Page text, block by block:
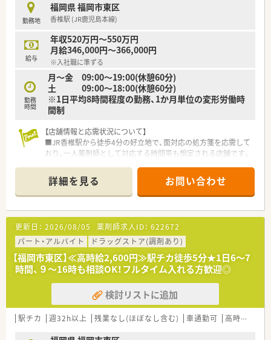
勤務地
福岡県 福岡市東区
香椎駅 (JR鹿児島本線)
給与
年収520万円～550万円
月給346,000円～366,000円
※入社職に準ずる
勤務
時間
月～金 09:00～19:00(休憩60分)
土 09:00～18:00(休憩60分)
※1日平均8時間程度の勤務、1か月単位の変形労働時
間制
【店舗情報と応需状況について】
■JR香椎駅から徒歩4分の好立地で、面対応の処方箋を応需して
おり、一人薬剤師として対応する時間帯も想定される店舗です。
までの開局となっており、周辺地域の患者様の利便性を高めてい
ます。
■処方箋枚数は1時間あたり2枚程度、1日で約16枚前後の応需が
見込まれており、落ち着いて一人ひとりの患者様に向き合える環
境です。
【募集背景と求める人物像について】
■今後の福岡県内での積極的な新規出店計画に伴う増員募集で
あり、薬局の立ち上げを一から経験したいという方を急募してい
ます。
■在宅業務やかかりつけ薬剤師、OTC販売に抵抗がなく、事務員
が不在の環境でレセコン入力業務もこなせる方を求めていま
す。
■将来的に管理薬剤師として活躍したい意欲のある方や、企業の
詳細を見る お問い合わせ
更新日： 2026/08/05 薬剤師求人ID： 622672
パート・アルバイト
ドラッグストア(調剤あり)
【福岡市東区】≪高時給2,600円≫駅チカ徒歩5分★1日6～7
時間、９～16時も相談OK！フルタイム入れる方歓迎◎
検討リストに追加
駅チカ 週32h以上 残業なし(ほぼなし含む) 車通勤可 高時給(2,500円以上)